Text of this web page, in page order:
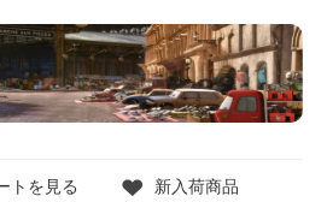
トを見る 新入荷商品